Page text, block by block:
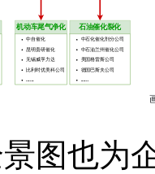
图也为